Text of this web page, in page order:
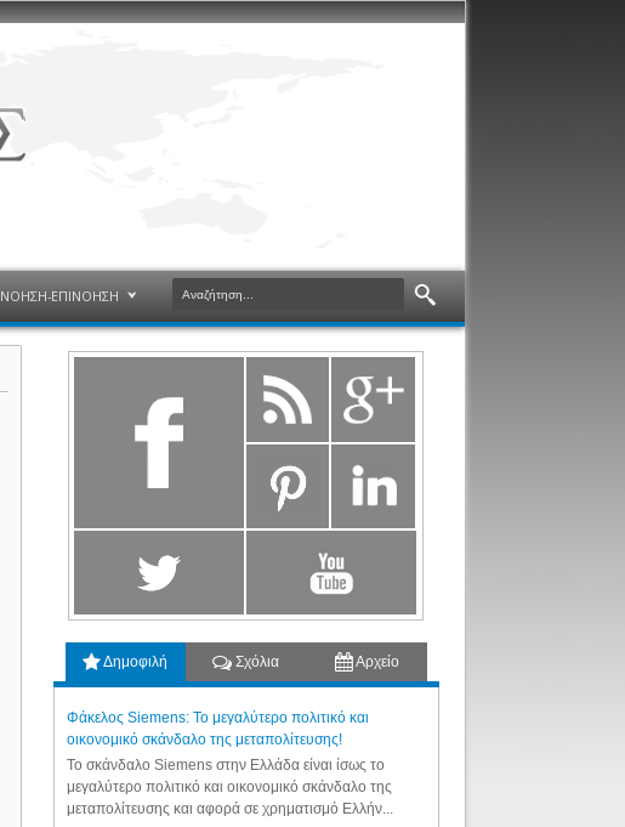
ΝΟΗΣΗ-ΕΠΙΝΟΗΣΗ
Δημοφιλή Σχόλια Αρχείο
Φάκελος Siemens: Το μεγαλύτερο πολιτικό και
οικονομικό σκάνδαλο της μεταπολίτευσης!
Το σκάνδαλο Siemens στην Ελλάδα είναι ίσως το
μεγαλύτερο πολιτικό και οικονομικό σκάνδαλο της
μεταπολίτευσης και αφορά σε χρηματισμό Ελλήν...